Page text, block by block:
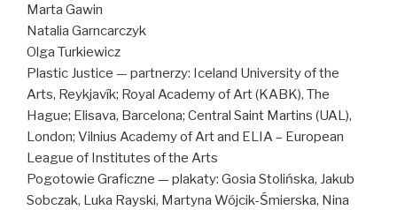
Marta Gawin
Natalia Garncarczyk
Olga Turkiewicz
Plastic Justice — partnerzy: Iceland University of the
Arts, Reykjavík; Royal Academy of Art (KABK), The
Hague; Elisava, Barcelona; Central Saint Martins (UAL),
London; Vilnius Academy of Art and ELIA – European
League of Institutes of the Arts
Pogotowie Graficzne — plakaty: Gosia Stolińska, Jakub
Sobczak, Luka Rayski, Martyna Wójcik-Śmierska, Nina